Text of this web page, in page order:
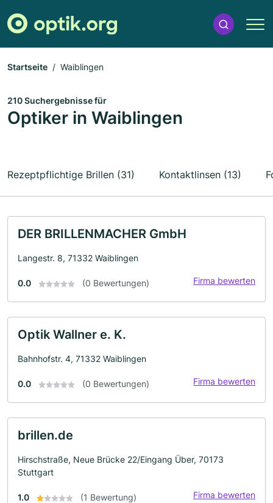
Startseite Waiblingen
210 Suchergebnisse für
Optiker in Waiblingen
Rezeptpflichtige Brillen (31) Kontaktlinsen (13)
DER BRILLENMACHER GmbH
Langestr. 8, 71332 Waiblingen
0.0 (0 Bewertungen) Firma bewerten
Optik Wallner e. K.
Bahnhofstr. 4, 71332 Waiblingen
0.0 (0 Bewertungen) Firma bewerten
brillen.de
Hirschstraße, Neue Brücke 22/Eingang Über, 70173
Stuttgart
1.0 (1 Bewertung) Firma bewerten